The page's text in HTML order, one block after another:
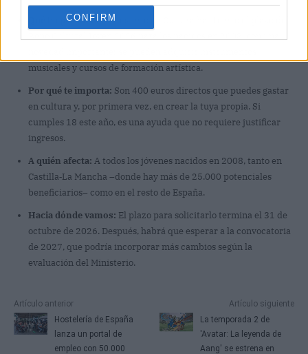
CONFIRM
Qué ha pasado:El Ministerio de Cultura ha abierto el plazo del
musicales y cursos de formación artística.
Por qué te importa: Son 400 euros directos que puedes gastar
en cultura y, por primera vez, en crear la tuya propia. Si
cumples 18 este año, es una ayuda que no requiere justificar
ingresos.
A quién afecta: A todos los jóvenes nacidos en 2008, tanto en
Castilla‑La Mancha –donde hay más de 25.000 potenciales
beneficiarios– como en el resto de España.
Hacia dónde vamos: El plazo para solicitarlo termina el 31 de
octubre de 2026. Después, habrá que esperar a la convocatoria
de 2027, que podría incorporar más cambios según la
evaluación del Ministerio.
Artículo anterior
Hostelería de España
lanza un portal de
empleo con 50.000
Artículo siguiente
La temporada 2 de
'Avatar: La leyenda de
Aang' se estrena en